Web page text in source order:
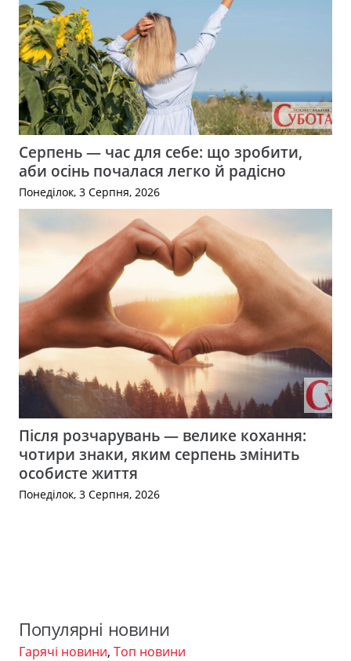
Серпень — час для себе: що зробити,
аби осінь почалася легко й радісно
Понеділок, 3 Серпня, 2026
Після розчарувань — велике кохання:
чотири знаки, яким серпень змінить
особисте життя
Понеділок, 3 Серпня, 2026
Популярні новини
Гарячі новини, Топ новини